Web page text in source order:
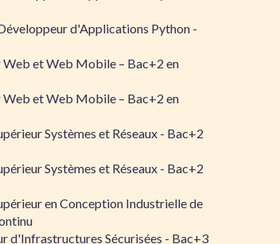
d'Applications Python -
et Web Mobile – Bac+2 en
et Web Mobile – Bac+2 en
Systèmes et Réseaux - Bac+2
Systèmes et Réseaux - Bac+2
en Conception Industrielle de
d'Infrastructures Sécurisées - Bac+3